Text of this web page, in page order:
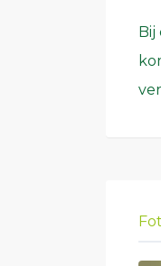
Bij